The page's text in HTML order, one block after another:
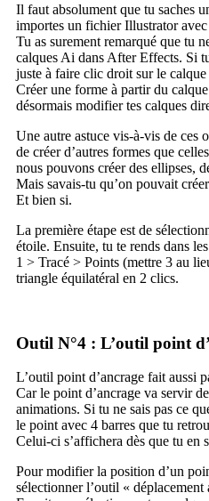
Il faut absolument que tu saches
importes un fichier Illustrator
Tu as surement remarqué que tu
calques Ai dans After Effects. Si
juste à faire clic droit sur le
Créer une forme à partir du
désormais modifier tes calques
Une autre astuce vis-à-vis de ces
de créer d’autres formes que
nous pouvons créer des ellipses,
Mais savais-tu qu’on pouvait
Et bien si.
La première étape est de
étoile. Ensuite, tu te rends dans
1 > Tracé > Points (mettre 3 au
triangle équilatéral en 2 clics.
Outil N°4 : L’outil point
L’outil point d’ancrage fait aussi
Car le point d’ancrage va servir
animations. Si tu ne sais pas ce
le point avec 4 barres que tu
Celui-ci s’affichera dès que tu en
Pour modifier la position d’un
sélectionner l’outil « déplacement